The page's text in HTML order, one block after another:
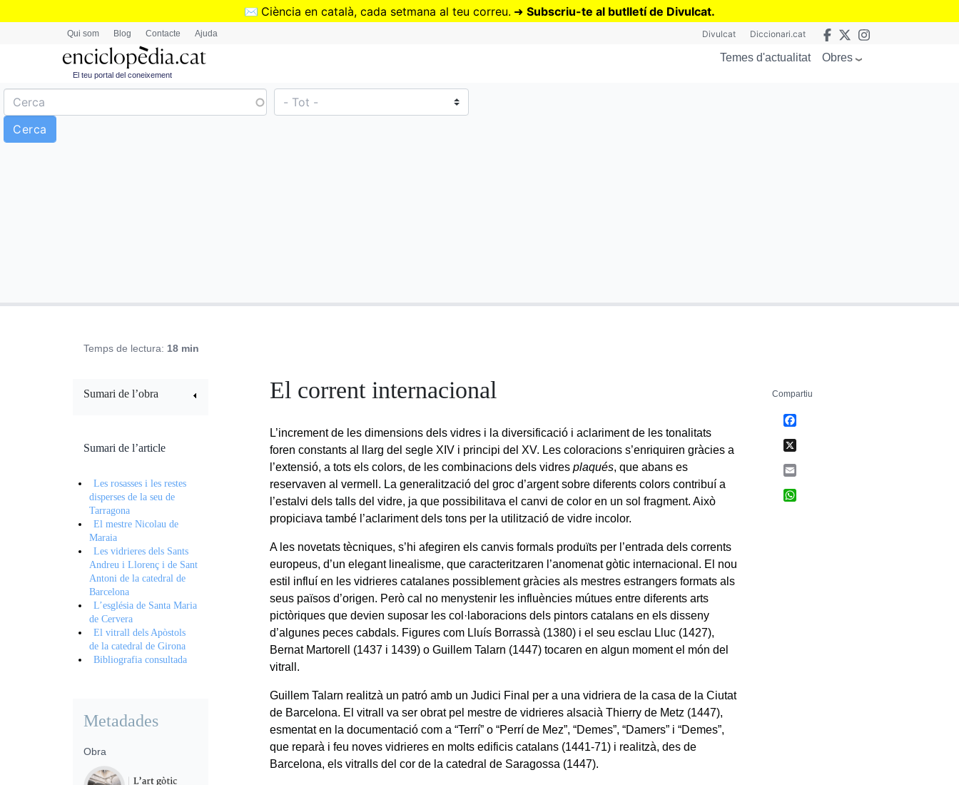
Vés
✉️ Ciència en català, cada setmana al teu correu. ➜ Subscriu-te al butlletí de Divulcat.
Qui som Blog Contacte Ajuda Divulcat Diccionari.cat
El teu portal del coneixement
Temes d'actualitat Obres
Temps de lectura: 18 min
El corrent internacional
L’increment de les dimensions dels vidres i la diversificació i aclariment de les tonalitats
foren constants al llarg del segle XIV i principi del XV. Les coloracions s’enriquiren gràcies a
l’extensió, a tots els colors, de les combinacions dels vidresplaqués, que abans es
reservaven al vermell. La generalització del groc d’argent sobre diferents colors contribuí a
l’estalvi dels talls del vidre, ja que possibilitava el canvi de color en un sol fragment. Això
propiciava també l’aclariment dels tons per la utilització de vidre incolor.
A les novetats tècniques, s’hi afegiren els canvis formals produïts per l’entrada dels corrents
europeus, d’un elegant linealisme, que caracteritzaren l’anomenat gòtic internacional. El nou
estil influí en les vidrieres catalanes possiblement gràcies als mestres estrangers formats als
seus països d’origen. Però cal no menystenir les influències mútues entre diferents arts
pictòriques que devien suposar les col·laboracions dels pintors catalans en els disseny
d’algunes peces cabdals. Figures com Lluís Borrassà (1380) i el seu esclau Lluc (1427),
Bernat Martorell (1437 i 1439) o Guillem Talarn (1447) tocaren en algun moment el món del
vitrall.
Guillem Talarn realitzà un patró amb un Judici Final per a una vidriera de la casa de la Ciutat
de Barcelona. El vitrall va ser obrat pel mestre de vidrieres alsacià Thierry de Metz (1447),
esmentat en la documentació com a “Terrí” o “Perrí de Mez”, “Demes”, “Damers” i “Demes”,
que reparà i feu noves vidrieres en molts edificis catalans (1441-71) i realitzà, des de
Barcelona, els vitralls del cor de la catedral de Saragossa (1447).
Sumari de l’obra
Sumari de l’article
Les rosasses i les restes
disperses de la seu de
Tarragona
El mestre Nicolau de
Maraia
Les vidrieres dels Sants
Andreu i Llorenç i de Sant
Antoni de la catedral de
Barcelona
L’església de Santa Maria
de Cervera
El vitrall dels Apòstols
de la catedral de Girona
Bibliografia consultada
Metadades
Obra
Compartiu